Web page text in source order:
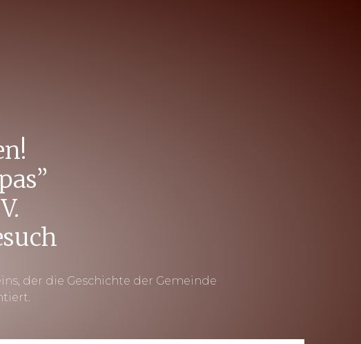
der die Geschichte der Gemeinde